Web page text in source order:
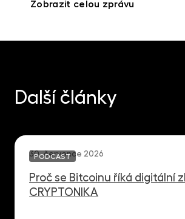
Zobrazit celou zprávu
Další články
30. července 2026
Proč se Bitcoinu říká digitální
CRYPTONIKA
PODCAST